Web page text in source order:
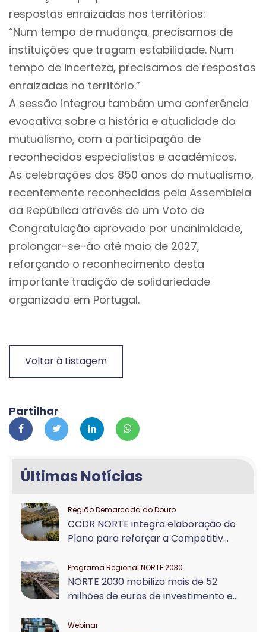
respostas enraizadas nos territórios:
“Num tempo de mudança, precisamos de
instituições que tragam estabilidade. Num
tempo de incerteza, precisamos de respostas
enraizadas no território.”
A sessão integrou também uma conferência
evocativa sobre a história e atualidade do
mutualismo, com a participação de
reconhecidos especialistas e académicos.
As celebrações dos 850 anos do mutualismo,
recentemente reconhecidas pela Assembleia
da República através de um Voto de
Congratulação aprovado por unanimidade,
prolongar-se-ão até maio de 2027,
reforçando o reconhecimento desta
importante tradição de solidariedade
organizada em Portugal.
Voltar à Listagem
Partilhar
Últimas Notícias
Região Demarcada do Douro
CCDR NORTE integra elaboração do
Plano para reforçar a Competitiv...
Programa Regional NORTE 2030
NORTE 2030 mobiliza mais de 52
milhões de euros de investimento e...
Webinar